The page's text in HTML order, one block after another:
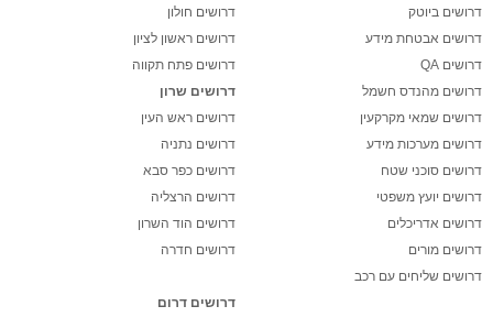
דרושים ביוטק
דרושים אבטחת מידע
דרושים QA
דרושים מהנדס חשמל
דרושים שמאי מקרקעין
דרושים מערכות מידע
דרושים סוכני שטח
דרושים יועץ משפטי
דרושים אדריכלים
דרושים מורים
דרושים שליחים עם רכב
דרושים חולון
דרושים ראשון לציון
דרושים פתח תקווה
דרושים שרון
דרושים ראש העין
דרושים נתניה
דרושים כפר סבא
דרושים הרצליה
דרושים הוד השרון
דרושים חדרה
דרושים דרום